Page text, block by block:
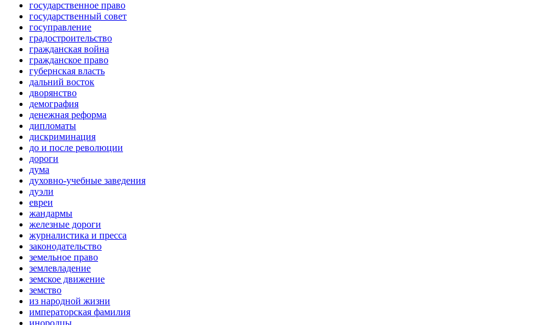
государственное право
государственный совет
госуправление
градостроительство
гражданская война
гражданское право
губернская власть
дальний восток
дворянство
демография
денежная реформа
дипломаты
дискриминация
до и после революции
дороги
дума
духовно-учебные заведения
дуэли
евреи
жандармы
железные дороги
журналистика и пресса
законодательство
земельное право
землевладение
земское движение
земство
из народной жизни
императорская фамилия